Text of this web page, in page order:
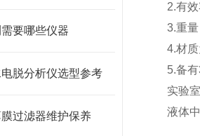
要哪些仪器
脱分析仪选型参考
过滤器维护保养
2.有
3.重
4.材
5.备有
实验
液体